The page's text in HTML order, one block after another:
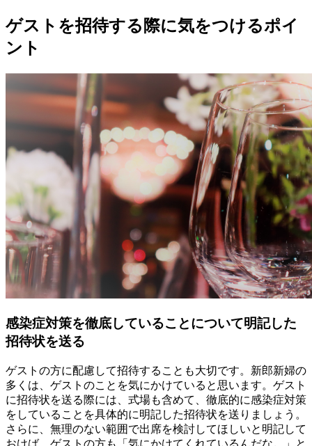
ゲストを招待する際に気をつけるポイ
ント
感染症対策を徹底していることについて明記した
招待状を送る
ゲストの方に配慮して招待することも大切です。新郎新婦の
多くは、ゲストのことを気にかけていると思います。ゲスト
に招待状を送る際には、式場も含めて、徹底的に感染症対策
をしていることを具体的に明記した招待状を送りましょう。
さらに、無理のない範囲で出席を検討してほしいと明記して
おけば、ゲストの方も「気にかけてくれているんだな。」と